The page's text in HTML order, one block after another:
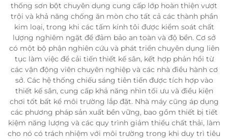
thống sơn bột chuyên dụng cung cấp lớp hoàn thiện vượt
trội và khả năng chống ăn mòn cho tất cả các thành phần
kim loại, trong khi các tấm kính tôi được kiểm soát chất
lượng nghiêm ngặt để đảm bảo an toàn và độ bền. Cơ sở
có một bộ phận nghiên cứu và phát triển chuyên dụng liên
tục làm việc để cải tiến thiết kế sân, kết hợp phản hồi từ
các vận động viên chuyên nghiệp và các nhà điều hành cơ
sở. Các hệ thống chiếu sáng tiên tiến được tích hợp vào
thiết kế sân, cung cấp khả năng nhìn tối ưu và điều kiện
chơi tốt bất kể môi trường lắp đặt. Nhà máy cũng áp dụng
các phương pháp sản xuất bền vững, bao gồm thiết bị tiết
kiệm năng lượng và các quy trình giảm thiểu chất thải, làm
cho nó có trách nhiệm với môi trường trong khi duy trì tiêu